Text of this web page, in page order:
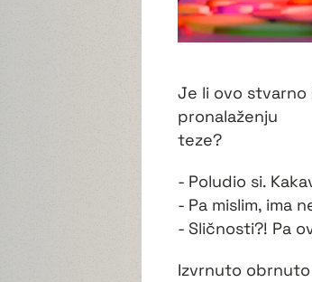
Je li ovo stvarno
pronalaženju
teze?
- Poludio si.
- Pa mislim, ima
- Sličnosti?! Pa
Izvrnuto